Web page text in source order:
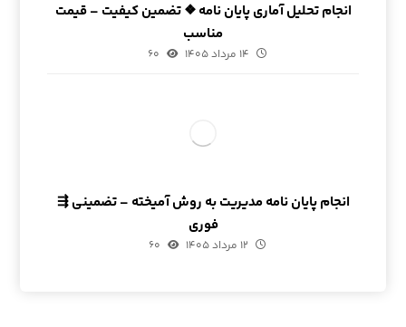
انجام تحلیل آماری پایان نامه ❖ تضمین کیفیت – قیمت
مناسب
۱۴ مرداد ۱۴۰۵ ۶۰
انجام پایان نامه مدیریت به روش آمیخته – تضمینی ⇶
فوری
۱۲ مرداد ۱۴۰۵ ۶۰